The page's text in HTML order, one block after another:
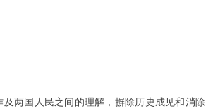
两国人民之间的理解，摒除历史成见和消除